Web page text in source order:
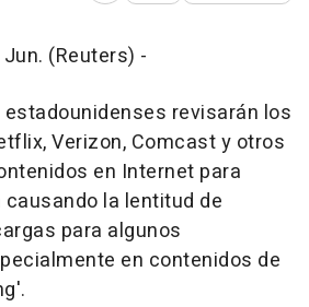
Jun. (Reuters) -
revisarán los
Verizon, Comcast y otros
en Internet para
la lentitud de
para algunos
en contenidos de